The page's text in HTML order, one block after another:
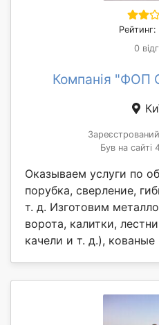
0
Компанія "ФОП
Був на
Оказываем услуги по
порубка, сверление,
т. д. Изготовим
ворота, калитки,
качели и т. д.), кованые